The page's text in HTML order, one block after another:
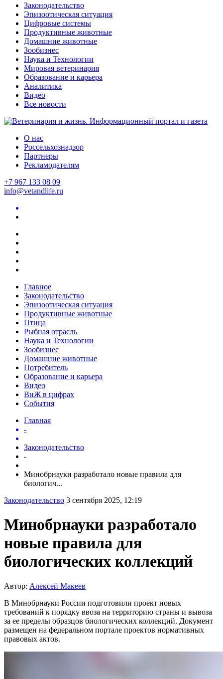
Законодательство
Эпизоотическая ситуация
Цифровые системы
Продуктивные животные
Домашние животные
Зообизнес
Наука и Технологии
Мировая ветеринария
Образование и карьера
Аналитика
Видео
Все новости
О нас
Россельхознадзор
Партнеры
Рекламодателям
+7 967 133 08 09
info@vetandlife.ru
Главное
Законодательство
Эпизоотическая ситуация
Продуктивные животные
Птица
Рыбная отрасль
Наука и Технологии
Зообизнес
Домашние животные
Потребитель
Образование и карьера
Видео
ВиЖ в цифрах
События
Главная
-
Законодательство
-
Минобрнауки разработало новые правила для
биологич...
Законодательство 3 сентября 2025, 12:19
Минобрнауки разработало
новые правила для
биологических коллекций
Автор: Алексей Макеев
В Минобрнауки России подготовили проект новых
требований к порядку ввоза на территорию страны и вывоза
за ее пределы образцов биологических коллекций. Документ
размещен на федеральном портале проектов нормативных
правовых актов.